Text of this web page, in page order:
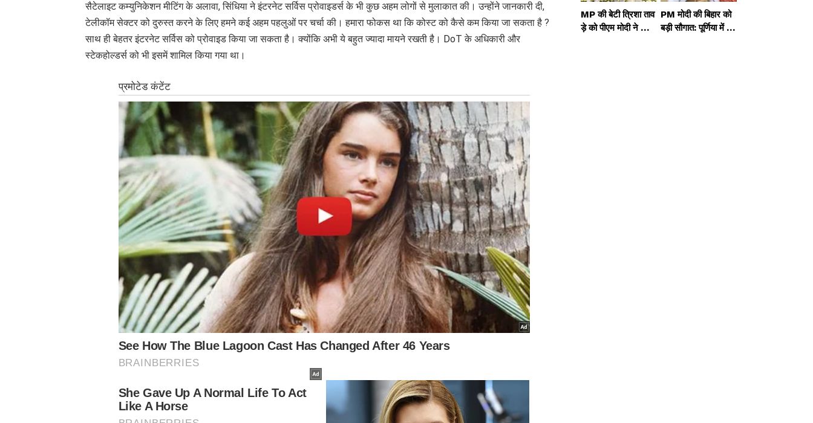
सैटेलाइट कम्युनिकेशन मीटिंग के अलावा, सिंधिया ने इंटरनेट सर्विस प्रोवाइडर्स के भी कुछ अहम लोगों से मुलाकात की। उन्होंने जानकारी दी,
टेलीकॉम सेक्टर को दुरुस्त करने के लिए हमने कई अहम पहलुओं पर चर्चा की। हमारा फोकस था कि कोस्ट को कैसे कम किया जा सकता है ?
साथ ही बेहतर इंटरनेट सर्विस को प्रोवाइड किया जा सकता है। क्योंकि अभी ये बहुत ज्यादा मायने रखती है। DoT के अधिकारी और
स्टेकहोल्डर्स को भी इसमें शामिल किया गया था।
MP की बेटी त्रिशा ताव
ड़े को पीएम मोदी ने किया
PM मोदी की बिहार को
बड़ी सौगात: पूर्णिया में 4